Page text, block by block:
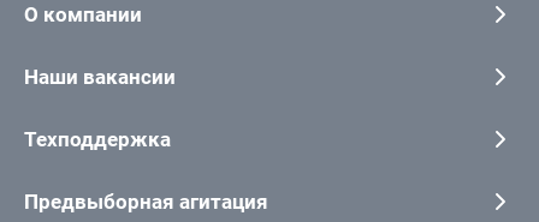
О компании
Наши вакансии
Техподдержка
Предвыборная агитация